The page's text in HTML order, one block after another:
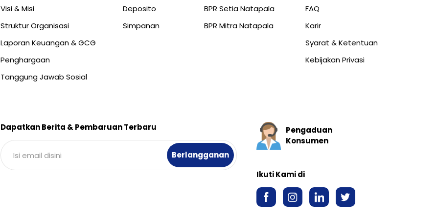
Visi & Misi
Struktur Organisasi
Laporan Keuangan & GCG
Penghargaan
Tanggung Jawab Sosial
Deposito
Simpanan
BPR Setia Natapala
BPR Mitra Natapala
FAQ
Karir
Syarat & Ketentuan
Kebijakan Privasi
Dapatkan Berita & Pembaruan Terbaru
Pengaduan
Konsumen
Ikuti Kami di